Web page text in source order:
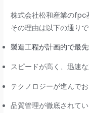
株式会社松和産業のfpc
その理由は以下の通りで
製造工程が計画的で最
スピードが高く、迅速な
テクノロジーが進んで
品質管理が徹底されてい